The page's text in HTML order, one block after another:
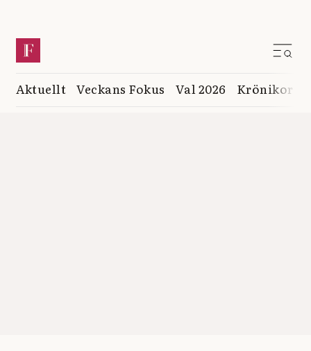
Aktuellt Veckans Fokus Val 2026 Krönikor